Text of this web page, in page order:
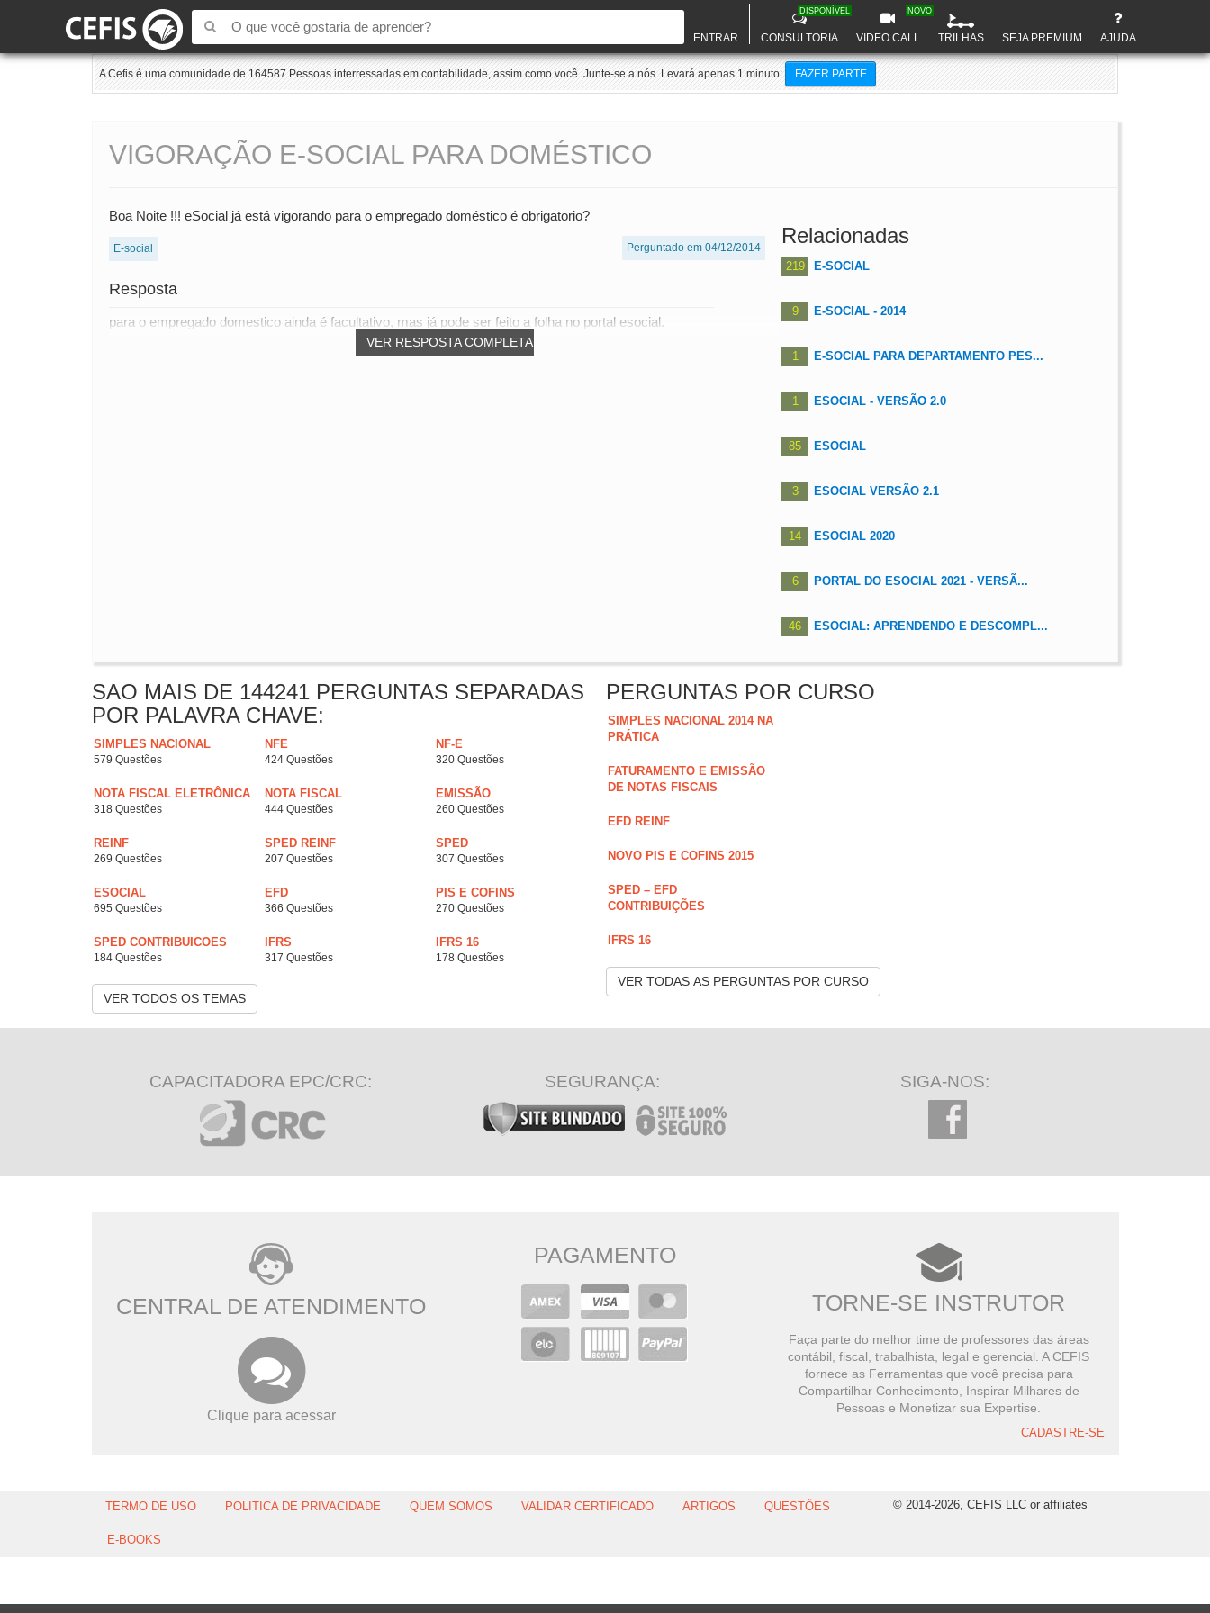
ENTRAR CONSULTORIA
DISPONÍVEL
VIDEO CALL
NOVO
TRILHAS SEJA PREMIUM AJUDA
A Cefis é uma comunidade de 164587 Pessoas interressadas em contabilidade, assim como você. Junte-se a nós. Levará apenas 1 minuto: FAZER PARTE
VIGORAÇÃO E-SOCIAL PARA DOMÉSTICO
Boa Noite !!! eSocial já está vigorando para o empregado doméstico é obrigatorio?
E-social Perguntado em 04/12/2014
Resposta
VER RESPOSTA COMPLETA
para o empregado domestico ainda é facultativo, mas já pode ser feito a folha no portal esocial.
Relacionadas
219 E-SOCIAL
9 E-SOCIAL - 2014
1 E-SOCIAL PARA DEPARTAMENTO PES...
1 ESOCIAL - VERSÃO 2.0
85 ESOCIAL
3 ESOCIAL VERSÃO 2.1
14 ESOCIAL 2020
6 PORTAL DO ESOCIAL 2021 - VERSÃ...
46 ESOCIAL: APRENDENDO E DESCOMPL...
SAO MAIS DE 144241 PERGUNTAS SEPARADAS
POR PALAVRA CHAVE:
SIMPLES NACIONAL
579 Questões
NFE
424 Questões
NF-E
320 Questões
NOTA FISCAL ELETRÔNICA
318 Questões
NOTA FISCAL
444 Questões
EMISSÃO
260 Questões
REINF
269 Questões
SPED REINF
207 Questões
SPED
307 Questões
ESOCIAL
695 Questões
EFD
366 Questões
PIS E COFINS
270 Questões
SPED CONTRIBUICOES
184 Questões
IFRS
317 Questões
IFRS 16
178 Questões
VER TODOS OS TEMAS
PERGUNTAS POR CURSO
SIMPLES NACIONAL 2014 NA
PRÁTICA
FATURAMENTO E EMISSÃO
DE NOTAS FISCAIS
EFD REINF
NOVO PIS E COFINS 2015
SPED – EFD
CONTRIBUIÇÕES
IFRS 16
VER TODAS AS PERGUNTAS POR CURSO
CAPACITADORA EPC/CRC: SEGURANÇA: SIGA-NOS:
CENTRAL DE ATENDIMENTO
Clique para acessar
PAGAMENTO
TORNE-SE INSTRUTOR
Faça parte do melhor time de professores das áreas
contábil, fiscal, trabalhista, legal e gerencial. A CEFIS
fornece as Ferramentas que você precisa para
Compartilhar Conhecimento, Inspirar Milhares de
Pessoas e Monetizar sua Expertise.
CADASTRE-SE
TERMO DE USO POLITICA DE PRIVACIDADE QUEM SOMOS VALIDAR CERTIFICADO ARTIGOS QUESTÕES
E-BOOKS
© 2014-2026, CEFIS LLC or affiliates